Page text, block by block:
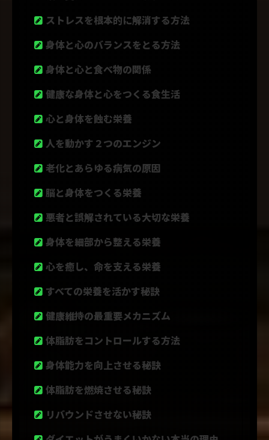
ストレスを根本的に解消する方法
身体と心のバランスをとる方法
身体と心と食べ物の関係
健康な身体と心をつくる食生活
心と身体を蝕む栄養
人を動かす２つのエンジン
老化とあらゆる病気の原因
脳と身体をつくる栄養
悪者と誤解されている大切な栄養
身体を細部から整える栄養
心を癒し、命を支える栄養
すべての栄養を活かす秘訣
健康維持の最重要メカニズム
体脂肪をコントロールする方法
身体能力を向上させる秘訣
体脂肪を燃焼させる秘訣
リバウンドさせない秘訣